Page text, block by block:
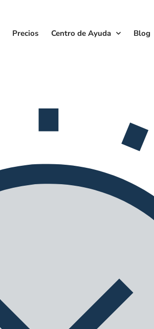
Precios Centro de Ayuda Blog